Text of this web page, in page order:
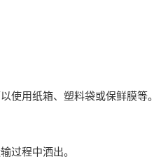
使用纸箱、塑料袋或保鲜膜等。
过程中洒出。